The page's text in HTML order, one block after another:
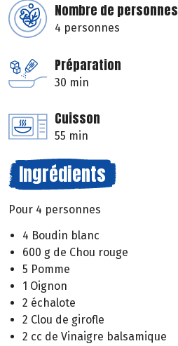
Nombre de personnes
4 personnes
Préparation
30 min
Cuisson
55 min
Ingrédients
Pour 4 personnes
4 Boudin blanc
600 g de Chou rouge
5 Pomme
1 Oignon
2 échalote
2 Clou de girofle
2 cc de Vinaigre balsamique